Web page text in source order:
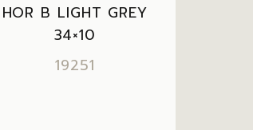
HOR B LIGHT GREY
34×10
19251